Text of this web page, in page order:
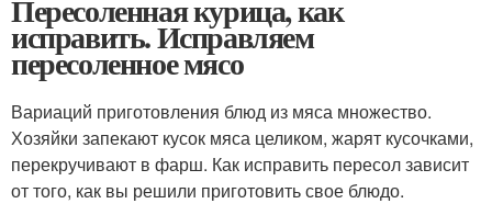
Пересоленная курица, как
исправить. Исправляем
пересоленное мясо
Вариаций приготовления блюд из мяса множество.
Хозяйки запекают кусок мяса целиком, жарят кусочками,
перекручивают в фарш. Как исправить пересол зависит
от того, как вы решили приготовить свое блюдо.